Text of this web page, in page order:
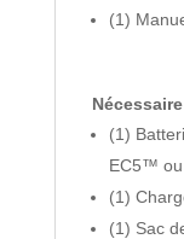
(1)
(1)
EC5™
(1)
(1) Sac